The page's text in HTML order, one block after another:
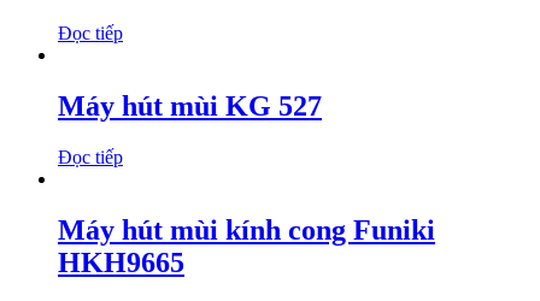
Đọc tiếp
Máy hút mùi KG 527
Đọc tiếp
Máy hút mùi kính cong Funiki
HKH9665